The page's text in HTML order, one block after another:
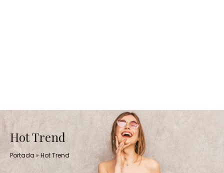
Hot Trend
Portada » Hot Trend